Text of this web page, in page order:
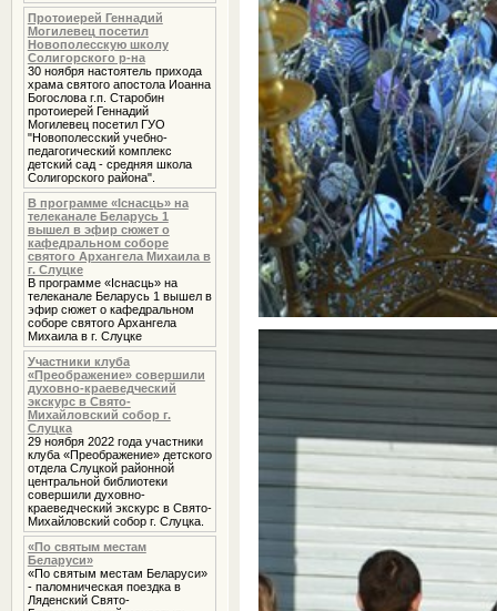
Протоиерей Геннадий
Могилевец посетил
Новополесскую школу
Солигорского р-на
30 ноября настоятель прихода
храма святого апостола Иоанна
Богослова г.п. Старобин
протоиерей Геннадий
Могилевец посетил ГУО
"Новополесский учебно-
педагогический комплекс
детский сад - средняя школа
Солигорского района".
В программе «Iснасць» на
телеканале Беларусь 1
вышел в эфир сюжет о
кафедральном соборе
святого Архангела Михаила в
г. Слуцке
В программе «Iснасць» на
телеканале Беларусь 1 вышел в
эфир сюжет о кафедральном
соборе святого Архангела
Михаила в г. Слуцке
Участники клуба
«Преображение» совершили
духовно-краеведческий
экскурс в Свято-
Михайловский собор г.
Слуцка
29 ноября 2022 года участники
клуба «Преображение» детского
отдела Слуцкой районной
центральной библиотеки
совершили духовно-
краеведческий экскурс в Свято-
Михайловский собор г. Слуцка.
«По святым местам
Беларуси»
«По святым местам Беларуси»
- паломническая поездка в
Ляденский Свято-